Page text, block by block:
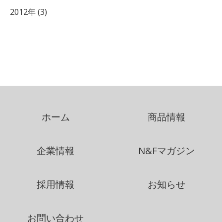
2012年 (3)
ホーム 商品情報
企業情報 N&Fマガジン
採用情報 お知らせ
お問い合わせ